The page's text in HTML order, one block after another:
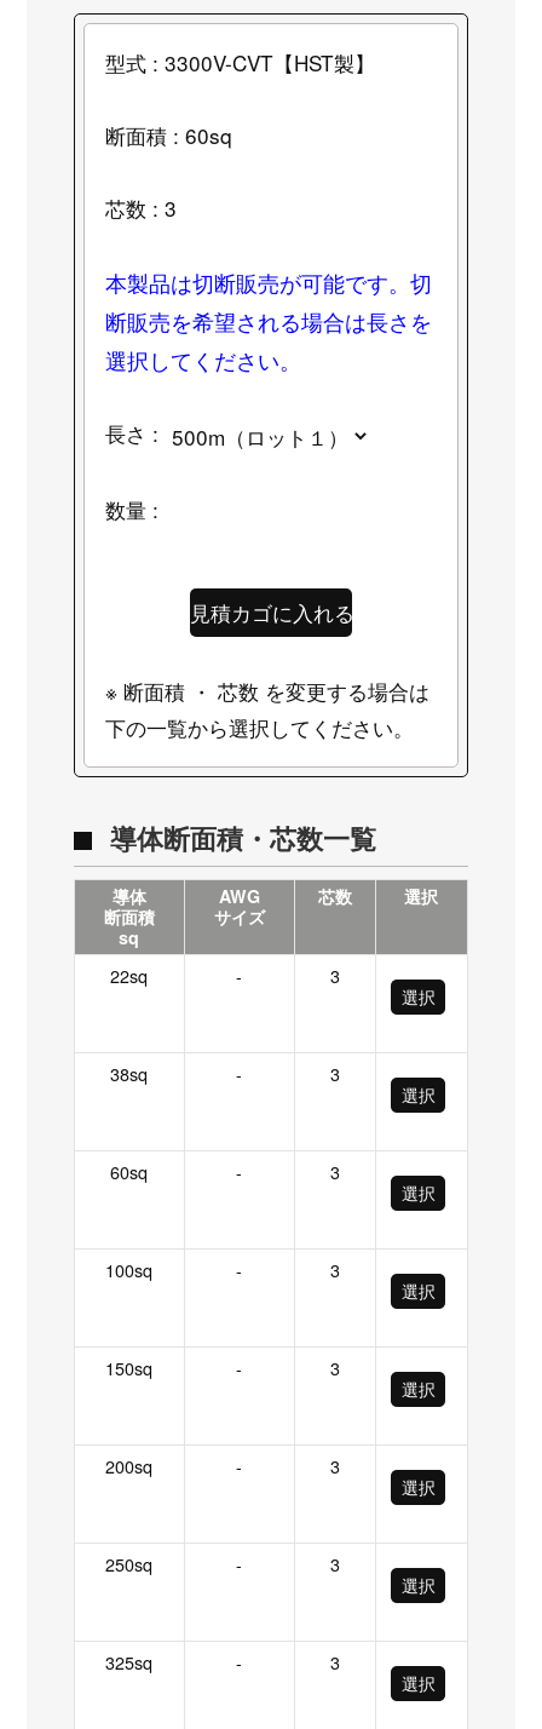
型式 : 3300V-CVT【HST製】
断面積 : 60sq
芯数 : 3
本製品は切断販売が可能です。切
断販売を希望される場合は長さを
選択してください。
長さ :
数量 :
※ 断面積 ・ 芯数 を変更する場合は
下の一覧から選択してください。
導体断面積・芯数一覧
導体
断面積
sq
AWG
サイズ
芯数 選択
22sq -
3
選択
38sq -
3
選択
60sq -
3
選択
100sq -
3
選択
150sq -
3
選択
200sq -
3
選択
250sq -
3
選択
325sq -
3
選択